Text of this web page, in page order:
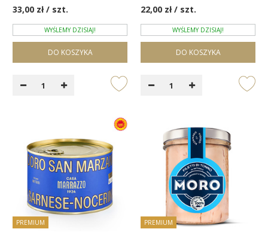
33,00 zł / szt.
WYŚLEMY DZISIAJ!
DO KOSZYKA
22,00 zł / szt.
WYŚLEMY DZISIAJ!
DO KOSZYKA
PREMIUM PREMIUM